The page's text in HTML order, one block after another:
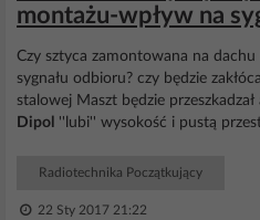
montażu-wpływ na
Czy sztyca zamontowana na dachu
sygnału odbioru? czy będzie
stalowej Maszt będzie
Dipol ''lubi'' wysokość i pustą
Radiotechnika Początkujący
22 Sty 2017 21:22